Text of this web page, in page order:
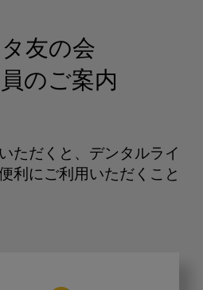
友の会
のご案内
ただくと、デンタルライ
利にご利用いただくこと